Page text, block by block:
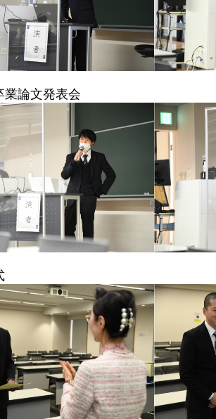
業論文発表会